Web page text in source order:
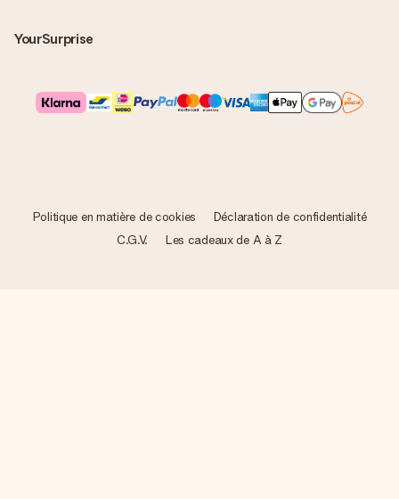
YourSurprise
Politique en matière de cookies
Déclaration de confidentialité
C.G.V.
Les cadeaux de A à Z